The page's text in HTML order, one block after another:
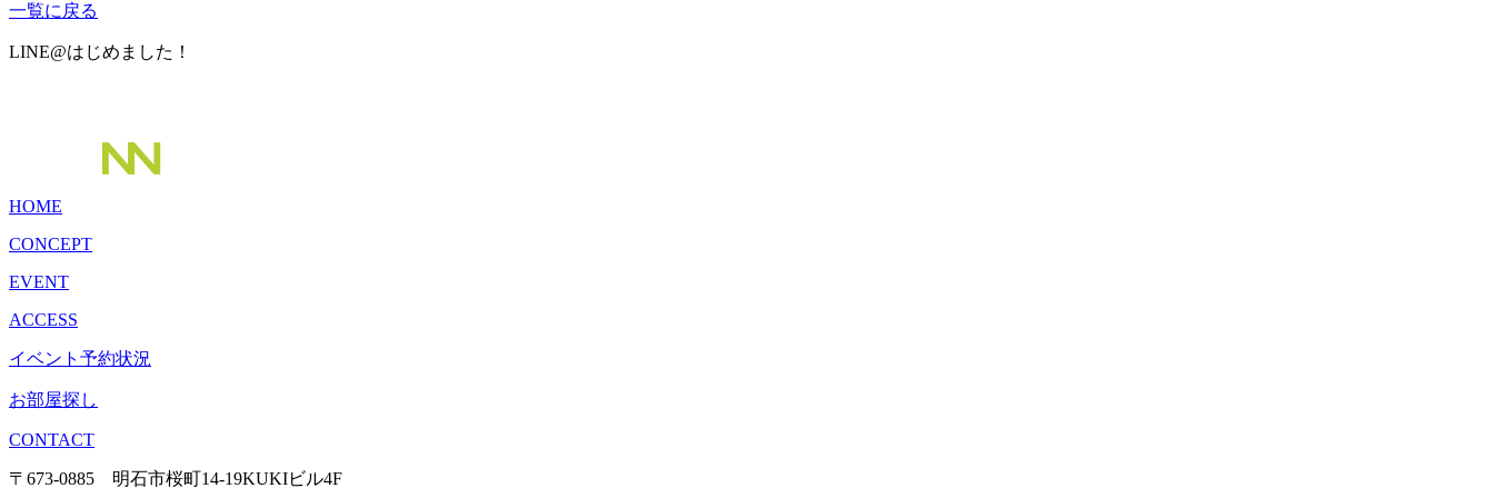
一覧に戻る
LINE@はじめました！
HOME
CONCEPT
EVENT
ACCESS
イベント予約状況
お部屋探し
CONTACT
〒673-0885 明石市桜町14-19KUKIビル4F